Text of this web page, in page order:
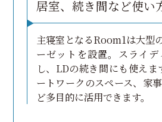
居室、続き間など使い
主寝室となるRoom1は大型
ーゼットを設置。スライ
し、LDの続き間にも使え
ートワークのスペース、家
ど多目的に活用できます。